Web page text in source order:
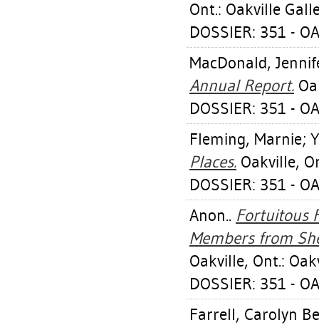
Ont.: Oakville
DOSSIER: 351 -
MacDonald,
Annual Report.
DOSSIER: 351 -
Fleming, Marnie;
Places. Oakville,
DOSSIER: 351 -
Anon.. Fortuitous
Members from
Oakville, Ont.:
DOSSIER: 351 -
Farrell, Carolyn